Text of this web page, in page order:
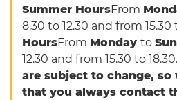
Summer HoursFrom
8.30 to 12.30 and from 15.30
HoursFrom Mondayto
12.30 and from 15.30 to
are subject to change, so
that you always contact